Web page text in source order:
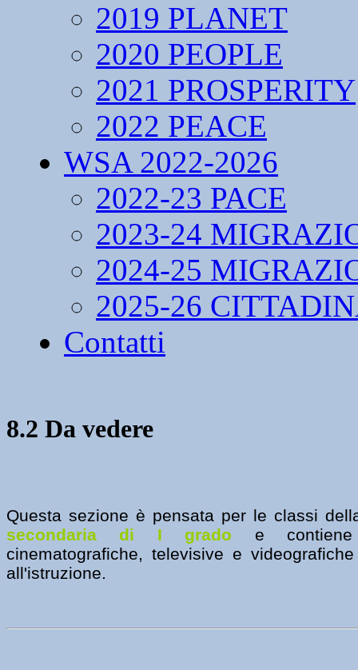
2019 PLANET
2020 PEOPLE
2021 PROSPERITY
2022 PEACE
WSA 2022-2026
2022-23 PACE
2023-24
2024-25
2025-26
Contatti
8.2 Da vedere
Questa sezione è pensata per le classi
secondaria di I grado e contiene
cinematografiche, televisive e
all'istruzione.